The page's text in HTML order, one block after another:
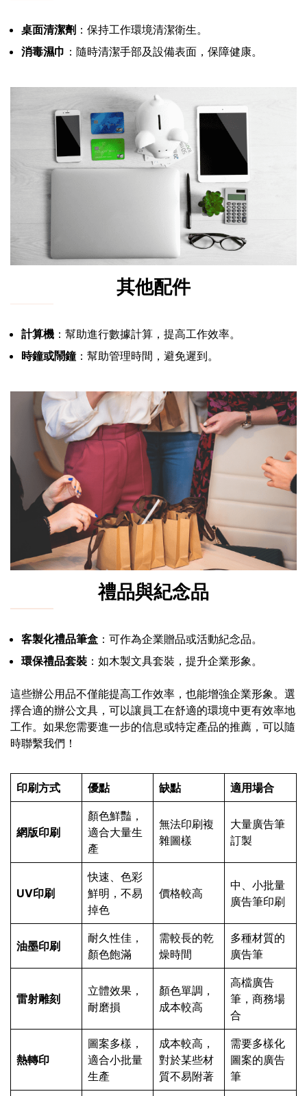
桌面清潔劑 ：保持工作環境清潔衛生。
消毒濕巾 ：隨時清潔手部及設備表面，保障健康。
其他配件
計算機 ：幫助進行數據計算，提高工作效率。
時鐘或鬧鐘：幫助管理時間，避免遲到。
禮品與紀念品
客製化禮品筆盒 ：可作為企業贈品或活動紀念品。
環保禮品套裝 ：如木製文具套裝，提升企業形象。
這些辦公用品不僅能提高工作效率，也能增強企業形象。選
擇合適的辦公文具，可以讓員工在舒適的環境中更有效率地
工作。如果您需要進一步的信息或特定產品的推薦，可以隨
時聯繫我們！
印刷方式 優點 缺點 適用場合
網版印刷
顏色鮮豔，
適合大量生
產
無法印刷複
雜圖樣
大量廣告筆
訂製
UV印刷
快速、色彩
鮮明，不易
掉色
價格較高
中、小批量
廣告筆印刷
油墨印刷
耐久性佳，
顏色飽滿
需較長的乾
燥時間
多種材質的
廣告筆
雷射雕刻
立體效果，
耐磨損
顏色單調，
成本較高
高檔廣告
筆，商務場
合
熱轉印
圖案多樣，
適合小批量
生產
成本較高，
對於某些材
質不易附著
需要多樣化
圖案的廣告
筆